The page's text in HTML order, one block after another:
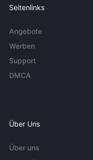
Seitenlinks
Angebote
Werben
Support
DMCA
Über Uns
Über uns